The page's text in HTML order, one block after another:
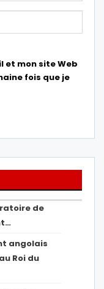
et mon site Web
fois que je
de
angolais
Roi du